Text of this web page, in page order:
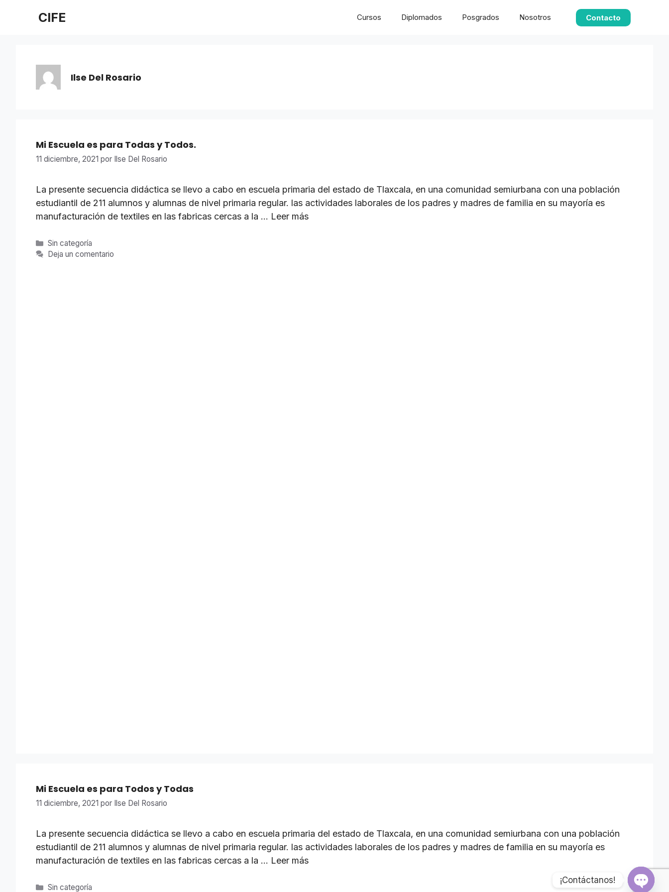
CIFE Cursos Diplomados Posgrados Nosotros Contacto
Ilse Del Rosario
Mi Escuela es para Todas y Todos.
11 diciembre, 2021 por Ilse Del Rosario
La presente secuencia didáctica se llevo a cabo en escuela primaria del estado de Tlaxcala, en una comunidad semiurbana con una población
estudiantil de 211 alumnos y alumnas de nivel primaria regular. las actividades laborales de los padres y madres de familia en su mayoría es
manufacturación de textiles en las fabricas cercas a la … Leer más
Categorías
Sin categoría
Deja un comentario
Mi Escuela es para Todos y Todas
11 diciembre, 2021 por Ilse Del Rosario
La presente secuencia didáctica se llevo a cabo en escuela primaria del estado de Tlaxcala, en una comunidad semiurbana con una población
estudiantil de 211 alumnos y alumnas de nivel primaria regular. las actividades laborales de los padres y madres de familia en su mayoría es
manufacturación de textiles en las fabricas cercas a la … Leer más
Categorías
Sin categoría
¡Contáctanos!